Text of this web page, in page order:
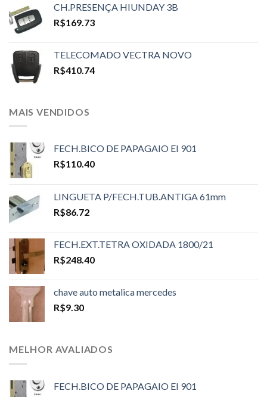
CH.PRESENÇA HIUNDAY 3B
R$169.73
TELECOMADO VECTRA NOVO
R$410.74
MAIS VENDIDOS
FECH.BICO DE PAPAGAIO EI 901
R$110.40
LINGUETA P/FECH.TUB.ANTIGA 61mm
R$86.72
FECH.EXT.TETRA OXIDADA 1800/21
R$248.40
chave auto metalica mercedes
R$9.30
MELHOR AVALIADOS
FECH.BICO DE PAPAGAIO EI 901